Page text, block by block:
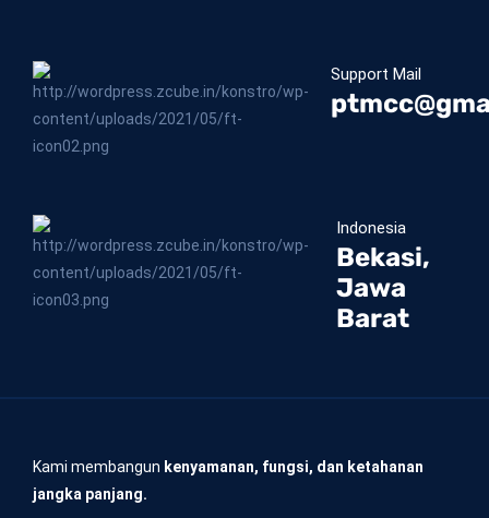
Support Mail
Indonesia
Bekasi,
Jawa
Barat
Kami membangun kenyamanan, fungsi, dan ketahanan
jangka panjang.